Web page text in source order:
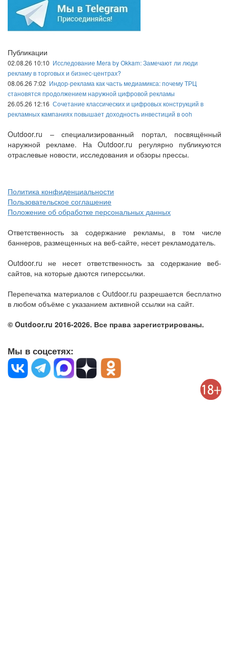
Публикации
02.08.26 10:10 Исследование Mera by Okkam: Замечают ли люди
рекламу в торговых и бизнес-центрах?
08.06.26 7:02 Индор-реклама как часть медиамикса: почему ТРЦ
становятся продолжением наружной цифровой рекламы
26.05.26 12:16 Сочетание классических и цифровых конструкций в
рекламных кампаниях повышает доходность инвестиций в ooh
Outdoor.ru – специализированный портал, посвящённый
наружной рекламе. На Outdoor.ru регулярно публикуются
отраслевые новости, исследования и обзоры прессы.
Политика конфиденциальности
Пользовательское соглашение
Положение об обработке персональных данных
Ответственность за содержание рекламы, в том числе
баннеров, размещенных на веб-сайте, несет рекламодатель.
Outdoor.ru не несет ответственность за содержание веб-
сайтов, на которые даются гиперссылки.
Перепечатка материалов с Outdoor.ru разрешается бесплатно
в любом объёме с указанием активной ссылки на сайт.
© Outdoor.ru 2016-2026. Все права зарегистрированы.
Мы в соцсетях: